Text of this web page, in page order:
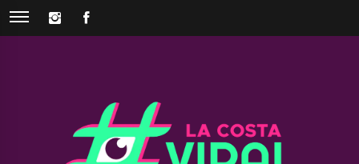
Skip
INSTAGRAM